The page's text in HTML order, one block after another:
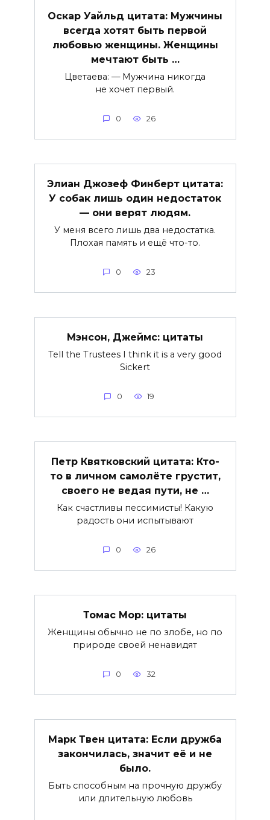
Оскар Уайльд цитата: Мужчины
всегда хотят быть первой
любовью женщины. Женщины
мечтают быть …
Цветаева: — Мужчина никогда
не хочет первый.
0 26
Элиан Джозеф Финберт цитата:
У собак лишь один недостаток
— они верят людям.
У меня всего лишь два недостатка.
Плохая память и ещё что-то.
0 23
Мэнсон, Джеймс: цитаты
Tell the Trustees I think it is a very good
Sickert
0 19
Петр Квятковский цитата: Кто-
то в личном самолёте грустит,
своего не ведая пути, не …
Как счастливы пессимисты! Какую
радость они испытывают
0 26
Томас Мор: цитаты
Женщины обычно не по злобе, но по
природе своей ненавидят
0 32
Марк Твен цитата: Если дружба
закончилась, значит её и не
было.
Быть способным на прочную дружбу
или длительную любовь